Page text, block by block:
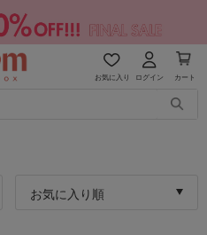
お気に入り ログイン カート
お気に入り順